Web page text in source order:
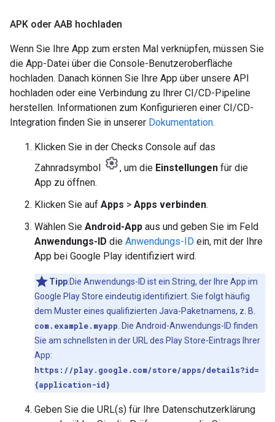
APK oder AAB hochladen
Wenn Sie Ihre App zum ersten Mal verknüpfen, müssen Sie
die App-Datei über die Console-Benutzeroberfläche
hochladen. Danach können Sie Ihre App über unsere API
hochladen oder eine Verbindung zu Ihrer CI/CD-Pipeline
herstellen. Informationen zum Konfigurieren einer CI/CD-
Integration finden Sie in unserer Dokumentation.
Klicken Sie in der Checks Console auf das
Zahnradsymbol
, um die Einstellungen für die
App zu öffnen.
Klicken Sie auf Apps > Apps verbinden.
Wählen Sie Android-App aus und geben Sie im Feld
Anwendungs-ID die Anwendungs-ID ein, mit der Ihre
App bei Google Play identifiziert wird.
Tipp:Die Anwendungs-ID ist ein String, der Ihre App im
Google Play Store eindeutig identifiziert. Sie folgt häufig
dem Muster eines qualifizierten Java-Paketnamens, z. B.
com.example.myapp . Die Android-Anwendungs-ID finden
Sie am schnellsten in der URL des Play Store-Eintrags Ihrer
App:
https://play.google.com/store/apps/details?id=
{application-id}
Geben Sie die URL(s) für Ihre Datenschutzerklärung